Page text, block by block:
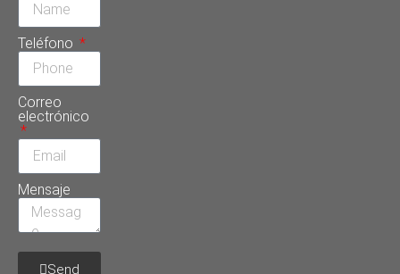
Teléfono
Correo
electrónico
Mensaje
Send